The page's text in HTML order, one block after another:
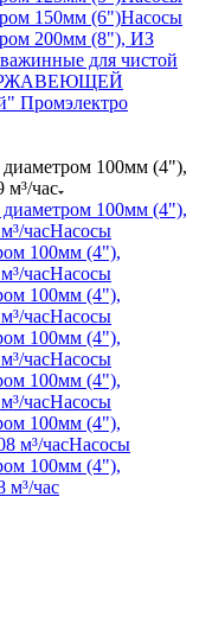
150мм (6")Насосы
200мм (8"), ИЗ
для чистой
Промэлектро
100мм (4"),
м³/час
100мм (4"),
часНасосы
100мм (4"),
часНасосы
100мм (4"),
часНасосы
100мм (4"),
часНасосы
100мм (4"),
часНасосы
100мм (4"),
м³/часНасосы
100мм (4"),
м³/час